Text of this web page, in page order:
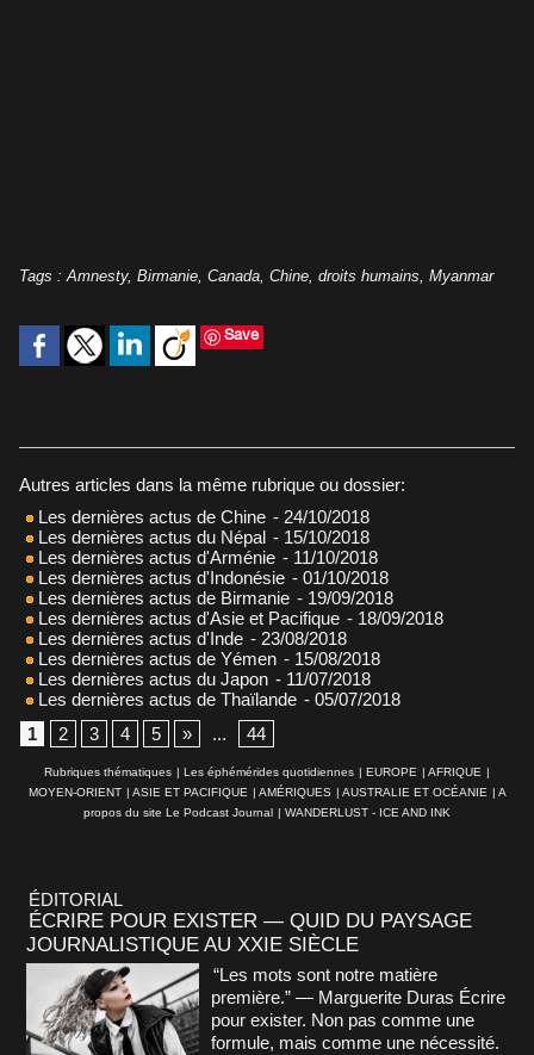
Tags : Amnesty, Birmanie Canada Chine droits humains Myanmar
Save
Autres articles dans la même rubrique ou dossier:
Les dernières actus de Chine - 24/10/2018
Les dernières actus du Népal - 15/10/2018
Les dernières actus d'Arménie - 11/10/2018
Les dernières actus d'Indonésie - 01/10/2018
Les dernières actus de Birmanie - 19/09/2018
Les dernières actus d'Asie et Pacifique - 18/09/2018
Les dernières actus d'Inde - 23/08/2018
Les dernières actus de Yémen - 15/08/2018
Les dernières actus du Japon - 11/07/2018
Les dernières actus de Thaïlande - 05/07/2018
1
2 3 4 5 » ... 44
Rubriques thématiques | Les éphémérides quotidiennes | EUROPE | AFRIQUE |
MOYEN-ORIENT | ASIE ET PACIFIQUE | AMÉRIQUES | AUSTRALIE ET OCÉANIE | A
propos du site Le Podcast Journal | WANDERLUST - ICE AND INK
ÉDITORIAL
ÉCRIRE POUR EXISTER — QUID DU PAYSAGE
JOURNALISTIQUE AU XXIE SIÈCLE
“Les mots sont notre matière
première.” — Marguerite Duras Écrire
pour exister. Non pas comme une
formule, mais comme une nécessité.